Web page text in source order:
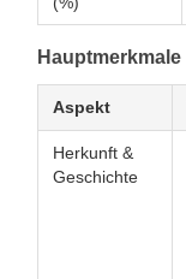
Hauptmerkmale
Aspekt
Herkunft &
Geschichte